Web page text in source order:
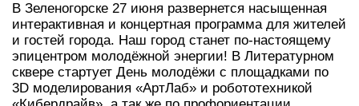
В Зеленогорске 27 июня развернется насыщенная
интерактивная и концертная программа для жителей
и гостей города. Наш город станет по-настоящему
эпицентром молодёжной энергии! В Литературном
сквере стартует День молодёжи с площадками по
3D моделирования «АртЛаб» и робототехникой